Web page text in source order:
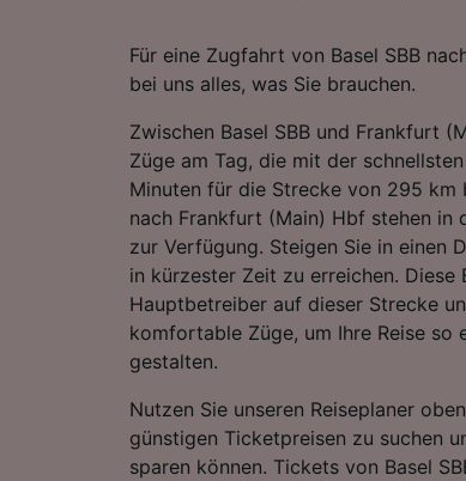
Für eine Zugfahrt von Basel SBB
bei uns alles, was Sie brauchen.
Zwischen Basel SBB und Frankfurt
Züge am Tag, die mit der
Minuten für die Strecke von 295 km
nach Frankfurt (Main) Hbf stehen in
zur Verfügung. Steigen Sie in einen
in kürzester Zeit zu erreichen. Diese
Hauptbetreiber auf dieser Strecke
komfortable Züge, um Ihre Reise so
gestalten.
Nutzen Sie unseren Reiseplaner
günstigen Ticketpreisen zu suchen
sparen können. Tickets von Basel